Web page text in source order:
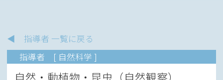
◀ 指導者 一覧に戻る
指導者
[ 自然科学 ]
自然・動植物・昆虫（自然観察）